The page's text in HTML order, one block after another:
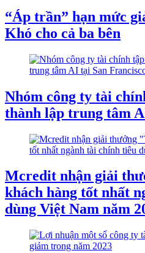
“Áp trần” hạn mức
Khó cho cả ba bên
Nhóm công ty tài
thành lập trung tâm
Mcredit nhận giải
khách hàng tốt nhất
dùng Việt Nam năm